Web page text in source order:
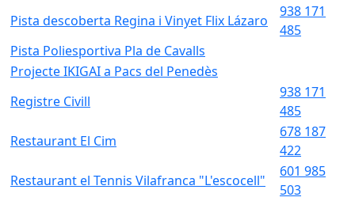
Pista descoberta Regina i Vinyet Flix Lázaro
938 171
485
Pista Poliesportiva Pla de Cavalls
Projecte IKIGAI a Pacs del Penedès
Registre Civill
938 171
485
Restaurant El Cim
678 187
422
Restaurant el Tennis Vilafranca "L'escocell"
601 985
503